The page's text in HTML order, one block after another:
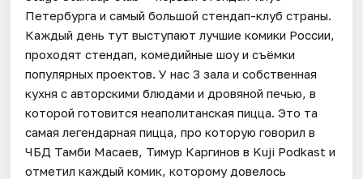
Петербурга и самый большой стендап-клуб страны.
Каждый день тут выступают лучшие комики России,
проходят стендап, комедийные шоу и съёмки
популярных проектов. У нас 3 зала и собственная
кухня с авторскими блюдами и дровяной печью, в
которой готовится неаполитанская пицца. Это та
самая легендарная пицца, про которую говорил в
ЧБД Тамби Масаев, Тимур Каргинов в Kuji Podkast и
отметил каждый комик, которому довелось